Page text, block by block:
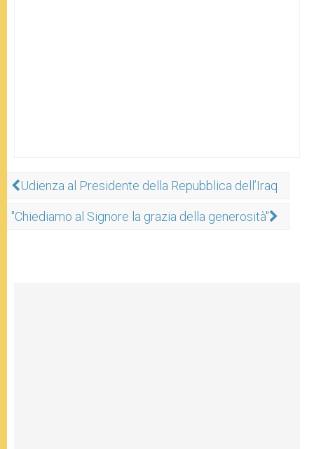
Udienza al Presidente della Repubblica dell’Iraq
"Chiediamo al Signore la grazia della generosità"